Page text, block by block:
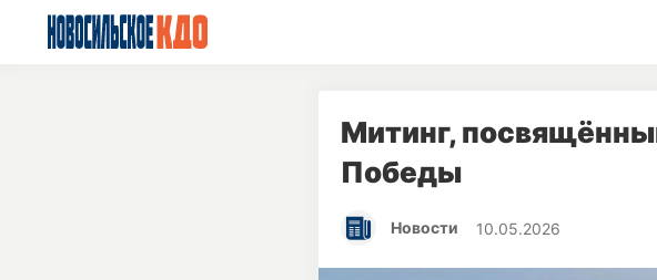
Митинг,
Победы
Новости 10.05.2026